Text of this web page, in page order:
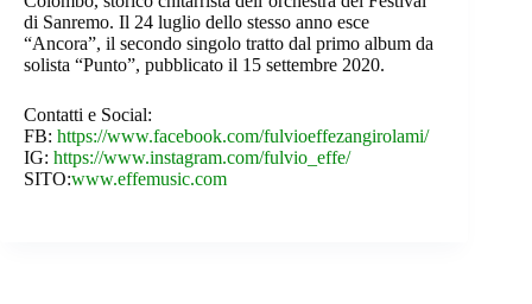
di Sanremo. Il 24 luglio dello stesso anno esce
“Ancora”, il secondo singolo tratto dal primo album da
solista “Punto”, pubblicato il 15 settembre 2020.
Contatti e Social:
FB: https://www.facebook.com/fulvioeffezangirolami/
IG: https://www.instagram.com/fulvio_effe/
SITO:www.effemusic.com